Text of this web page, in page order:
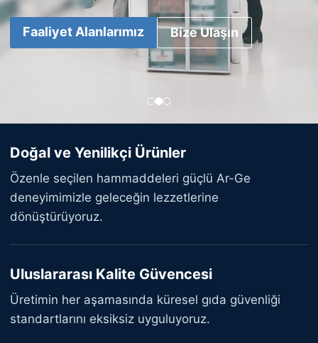
Faaliyet Alanlarımız Bize Ulaşın
Doğal ve Yenilikçi Ürünler
Özenle seçilen hammaddeleri güçlü Ar-Ge
deneyimimizle geleceğin lezzetlerine
dönüştürüyoruz.
Uluslararası Kalite Güvencesi
Üretimin her aşamasında küresel gıda güvenliği
standartlarını eksiksiz uyguluyoruz.